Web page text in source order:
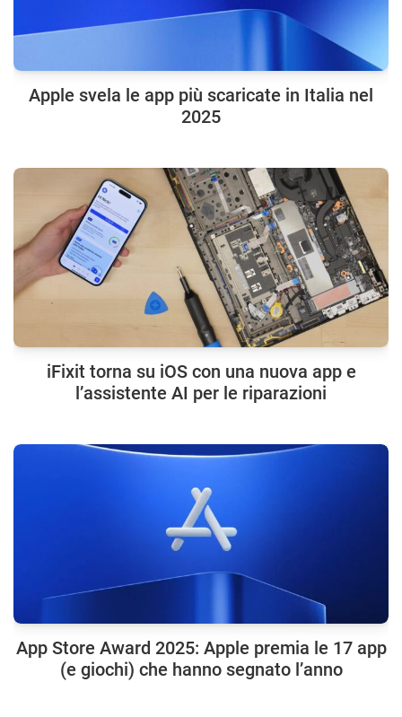
Apple svela le app più scaricate in Italia nel
2025
iFixit torna su iOS con una nuova app e
l’assistente AI per le riparazioni
App Store Award 2025: Apple premia le 17 app
(e giochi) che hanno segnato l’anno